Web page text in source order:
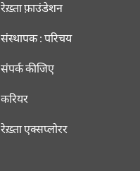
रेख़्ता फ़ाउंडेशन
संस्थापक : परिचय
संपर्क कीजिए
करियर
रेख़्ता एक्सप्लोरर